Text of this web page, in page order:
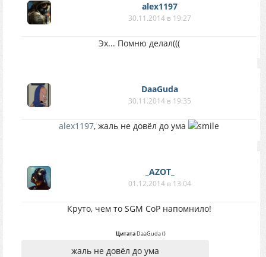
alex1197
30.11.2014 в 19:27
Эх... Помню делал(((
DaaGuda
30.11.2014 в 19:35
alex1197, жаль не довёл до ума
_AZOT_
01.12.2014 в 13:04
Круто, чем то SGM CoP напомнило!
ЦитатаDaaGuda()
жаль не довёл до ума